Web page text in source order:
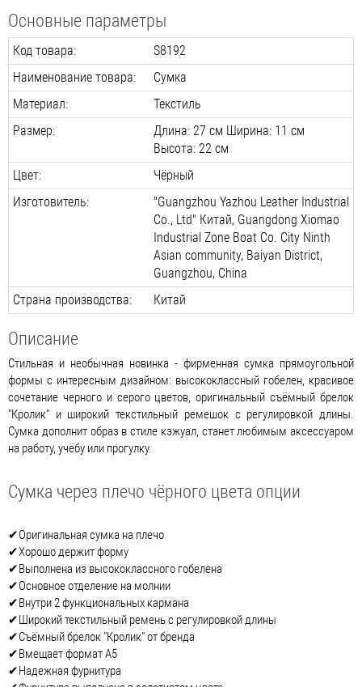
Основные параметры
Код товара:
S8192
Наименование товара:
Сумка
Материал:
Текстиль
Размер:
Длина: 27 см Ширина: 11 см
Высота: 22 см
Цвет:
Чёрный
Изготовитель:
"Guangzhou Yazhou Leather Industrial
Co., Ltd" Китай, Guangdong Xiomao
Industrial Zone Boat Co. City Ninth
Asian community, Baiyan District,
Guangzhou, China
Страна производства:
Китай
Описание
Стильная и необычная новинка - фирменная сумка прямоугольной
формы с интересным дизайном: высококлассный гобелен, красивое
сочетание черного и серого цветов, оригинальный съёмный брелок
"Кролик" и широкий текстильный ремешок с регулировкой длины.
Сумка дополнит образ в стиле кэжуал, станет любимым аксессуаром
на работу, учёбу или прогулку.
Сумка через плечо чёрного цвета опции
✔Оригинальная сумка на плечо
✔Хорошо держит форму
✔Выполнена из высококлассного гобелена
✔Основное отделение на молнии
✔Внутри 2 функциональных кармана
✔Широкий текстильный ремень с регулировкой длины
✔Съёмный брелок "Кролик" от бренда
✔Вмещает формат А5
✔Надежная фурнитура